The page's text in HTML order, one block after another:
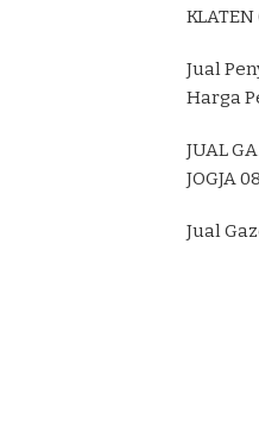
KLATEN
Jual
Harga
JUAL
JOGJA
Jual